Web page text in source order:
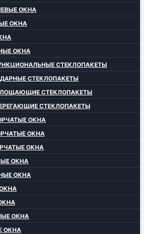
ОКНА
ОКНА
ОКНА
СТЕКЛОПАКЕТЫ
СТЕКЛОПАКЕТЫ
СТЕКЛОПАКЕТЫ
СТЕКЛОПАКЕТЫ
ОКНА
ОКНА
ОКНА
ОКНА
ОКНА
ОКНА
ОКНА